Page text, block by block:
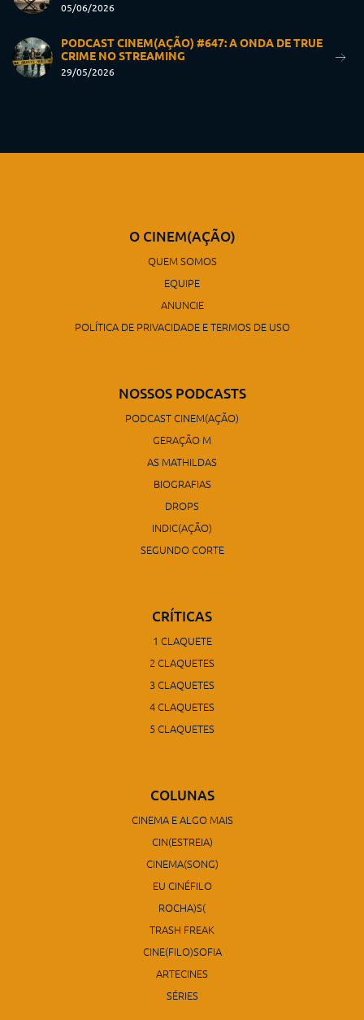
05/06/2026
PODCAST CINEM(AÇÃO) #647: A ONDA DE TRUE
CRIME NO STREAMING
29/05/2026
O CINEM(AÇÃO)
QUEM SOMOS
EQUIPE
ANUNCIE
POLÍTICA DE PRIVACIDADE E TERMOS DE USO
NOSSOS PODCASTS
PODCAST CINEM(AÇÃO)
GERAÇÃO M
AS MATHILDAS
BIOGRAFIAS
DROPS
INDIC(AÇÃO)
SEGUNDO CORTE
CRÍTICAS
1 CLAQUETE
2 CLAQUETES
3 CLAQUETES
4 CLAQUETES
5 CLAQUETES
COLUNAS
CINEMA E ALGO MAIS
CIN(ESTREIA)
CINEMA(SONG)
EU CINÉFILO
ROCHA)S(
TRASH FREAK
CINE(FILO)SOFIA
ARTECINES
SÉRIES